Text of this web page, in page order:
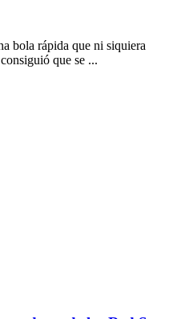
bola rápida que ni siquiera
que se ...